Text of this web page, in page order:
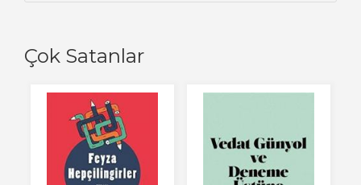
Çok Satanlar